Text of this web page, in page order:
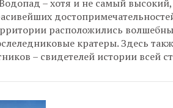
– хотя и не самый
расположились
кратеры. Здесь
– свидетелей истории всей